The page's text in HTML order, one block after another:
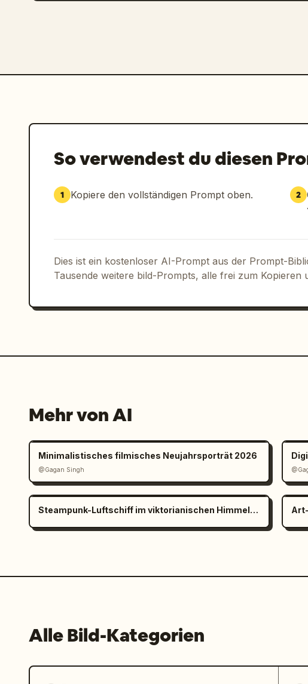
So verwendest du diesen
1 Kopiere den vollständigen Prompt oben. 2
Dies ist ein kostenloser AI-Prompt aus der Prompt-
Tausende weitere bild-Prompts, alle frei zum Kopieren
Mehr von AI
Minimalistisches filmisches Neujahrsporträt 2026
@Gagan Singh
Steampunk-Luftschiff im viktorianischen Himmelshafen
Alle Bild-Kategorien